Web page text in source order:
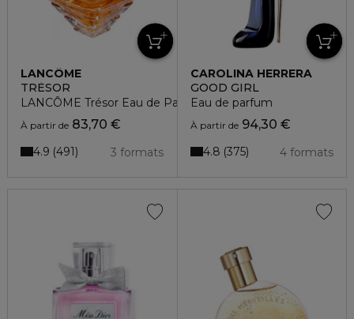
LANCÔME
TRÉSOR
LANCÔME Trésor Eau de Parfum
À partir de 83,70 €
3 formats
4.9 491
CAROLINA HERRERA
GOOD GIRL
Eau de parfum
À partir de94,30 €
4 formats
4.8 375